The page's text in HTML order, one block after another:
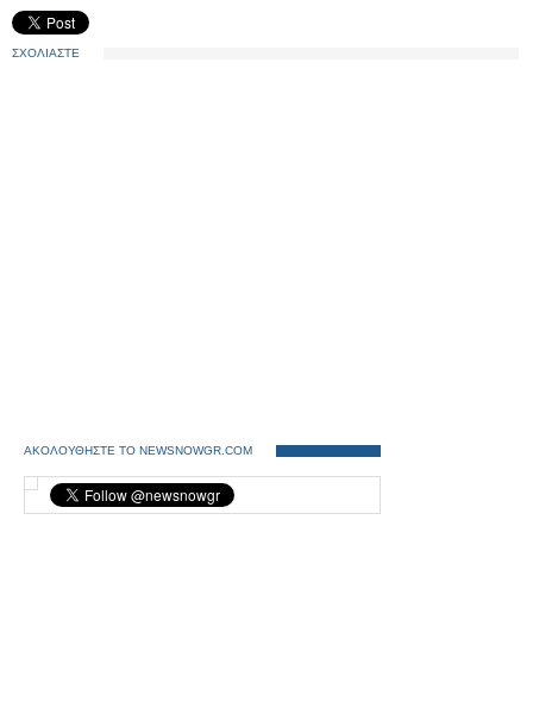
ΣΧΟΛΙΑΣΤΕ
ΑΚΟΛΟΥΘΗΣΤΕ ΤΟ NEWSNOWGR.COM